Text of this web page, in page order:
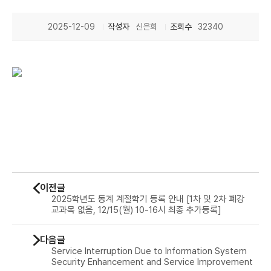
작성자 신은희
2025-12-09 조회수 32340
이전글
2025학년도 동계 계절학기 등록 안내 [1차 및 2차 폐강
교과목 없음, 12/15(월) 10-16시 최종 추가등록]
Service Interruption Due to Information System
Security Enhancement and Service Improvement
다음글